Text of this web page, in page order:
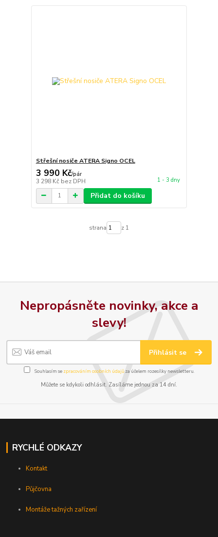
Střešní nosiče ATERA Signo OCEL
3 990 Kč/pár
3 298 Kč bez DPH 1 - 3 dny
Přidat do košíku
strana z 1
Nepropásněte novinky, akce a
slevy!
Přihlásit se
Souhlasím se zpracováním osobních údajůza účelem rozesílky newsletteru.
Můžete se kdykoli odhlásit. Zasíláme jednou za 14 dní.
RYCHLÉ ODKAZY
Kontakt
Půjčovna
Montáže tažných zařízení